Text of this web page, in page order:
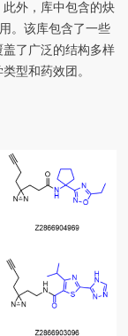
外，库中包含的炔
。该库包含了一些
了广泛的结构多样
型和药效团。